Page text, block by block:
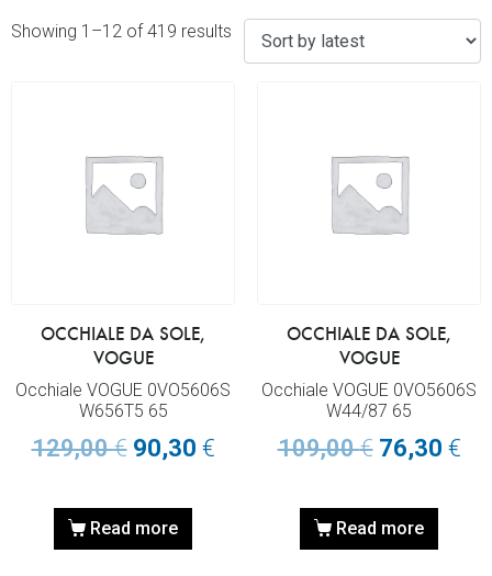
Showing 1–12 of 419 results
OCCHIALE DA SOLE,
VOGUE
Occhiale VOGUE 0VO5606S
W656T5 65
129,00€ 90,30 €
Read more
OCCHIALE DA SOLE,
VOGUE
Occhiale VOGUE 0VO5606S
W44/87 65
109,00€ 76,30 €
Read more